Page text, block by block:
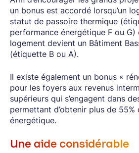
un bonus est accordé lorsqu’un
statut de passoire thermique
performance énergétique F ou G)
logement devient un Bâtiment
(étiquette B ou A).
Il existe également un bonus «
pour les foyers aux revenus
supérieurs qui s’engagent dans
permettant d’obtenir plus de 55%
énergétique.
Une aide considérable